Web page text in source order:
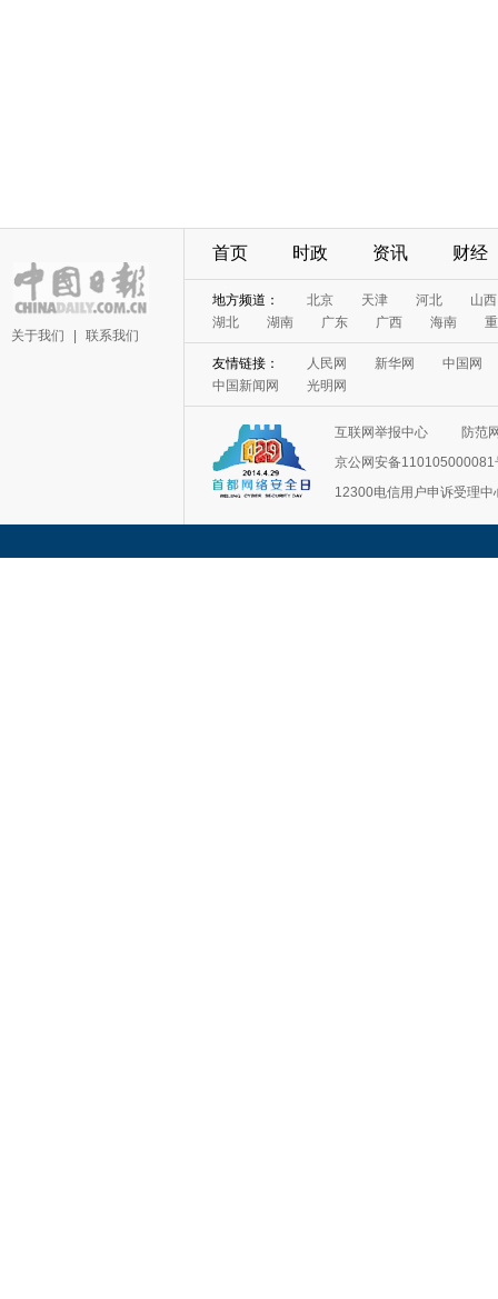
关于我们 联系我们
首页 时政 资讯 财经
地方频道： 北京 天津 河北
山西
湖北
湖南 广东 广西 海南
友情链接： 人民网 新华网
中国网
中国新闻网
光明网
互联网举报中心
防范
京公网安备110105000081
12300电信用户申诉受理中